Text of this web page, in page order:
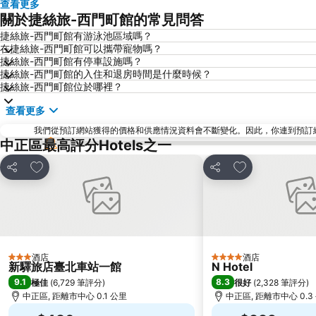
查看更多
關於捷絲旅-西門町館的常見問答
捷絲旅-西門町館有游泳池區域嗎？
在捷絲旅-西門町館可以攜帶寵物嗎？
捷絲旅-西門町館有停車設施嗎？
捷絲旅-西門町館的入住和退房時間是什麼時候？
捷絲旅-西門町館位於哪裡？
查看更多
我們從預訂網站獲得的價格和供應情況資料會不斷變化。因此，你連到預
中正區最高評分Hotels之一
分享
放到收藏夾
3 星級酒店
新驛旅店臺北車站一館
9.1 極佳 (6,729 筆評分)
中正區, 距離市中心 0.1 公里
分享
放到收藏夾
4 星級 酒店
N Hotel
8.3 很好 (2,328 筆評分)
中正區, 距離市中心 0.3